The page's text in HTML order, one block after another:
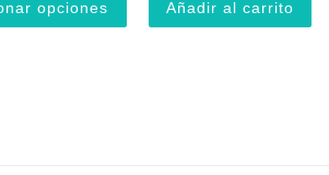
opciones Añadir al carrito